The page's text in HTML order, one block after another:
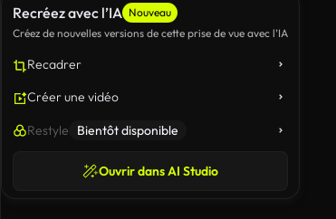
Recréez avec l’IA Nouveau
Créez de nouvelles versions de cette prise de vue avec l’IA
Recadrer
Créer une vidéo
Restyle Bientôt disponible
Ouvrir dans AI Studio